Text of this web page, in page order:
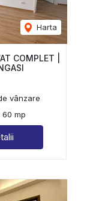
Harta
COMPLET |
vânzare
60 mp